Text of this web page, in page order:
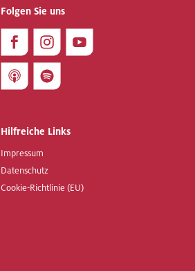
Folgen Sie uns
Hilfreiche Links
Impressum
Datenschutz
Cookie-Richtlinie (EU)